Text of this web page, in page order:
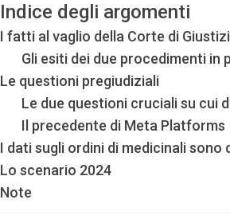
Indice degli argomenti
I fatti al vaglio della Corte di
Gli esiti dei due procedimenti in
Le questioni pregiudiziali
Le due questioni cruciali su cui
Il precedente di Meta Platforms
I dati sugli ordini di medicinali sono
Lo scenario 2024
Note